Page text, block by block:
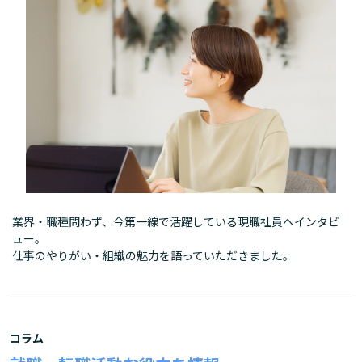
業界・職種問わず、今第一線で活躍している現職社員へインタビ
ュー。
仕事のやりがい・組織の魅力を語っていただきました。
コラム